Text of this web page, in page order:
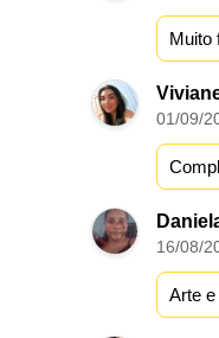
Muito
01/09/
16/08/
Arte